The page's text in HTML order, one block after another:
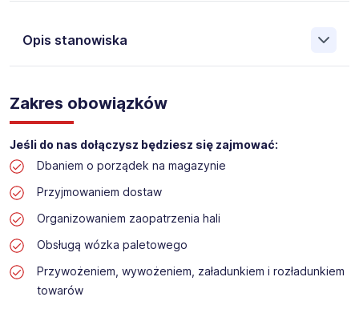
Opis stanowiska
Pośrednictwa Pracy i Doradztwa Personalnego Work &
Profit jest obecnie jedną z największych niezależnych
polskich agencji zatrudnienia. W ciągu wielu lat naszej
działalności daliśmy pracę przeszło 50 000 pracowników
w całym kraju. Skutecznie znajdujemy pracowników dla
największych firm, jak również małych rodzinnych
przedsiębiorstw w Polsce. Agencja jest wpisana pod nr
stanowisko:
Praca na dziale logistyki w markecie budowalnym
Lokalizacja: Cieszyn
Zakres obowiązków
Jeśli do nas dołączysz będziesz się zajmować:
Dbaniem o porządek na magazynie
Przyjmowaniem dostaw
Organizowaniem zaopatrzenia hali
Obsługą wózka paletowego
Przywożeniem, wywożeniem, załadunkiem i rozładunkiem
towarów